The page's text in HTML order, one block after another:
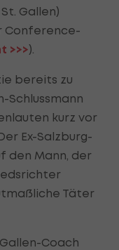
Gallen)
Conference-
>>>).
bereits zu
Schlussmann
kurz vor
Ex-Salzburg-
den Mann, der
Täter
Coach